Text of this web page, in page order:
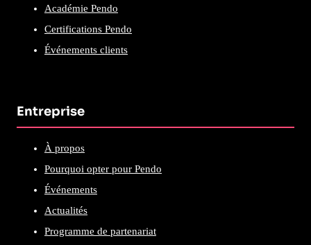
Académie Pendo
Certifications Pendo
Événements clients
Entreprise
À propos
Pourquoi opter pour Pendo
Événements
Actualités
Programme de partenariat